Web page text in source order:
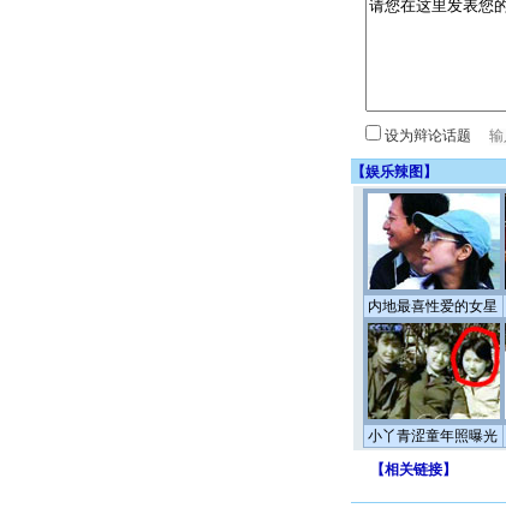
设为辩论话题
【娱乐辣图 】
内地最喜性爱的女星
小丫青涩童年照曝光
【相关链接】